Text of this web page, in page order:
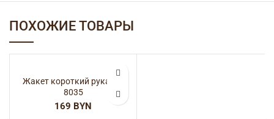
ПОХОЖИЕ ТОВАРЫ
Жакет короткий рукав —
8035
BYN